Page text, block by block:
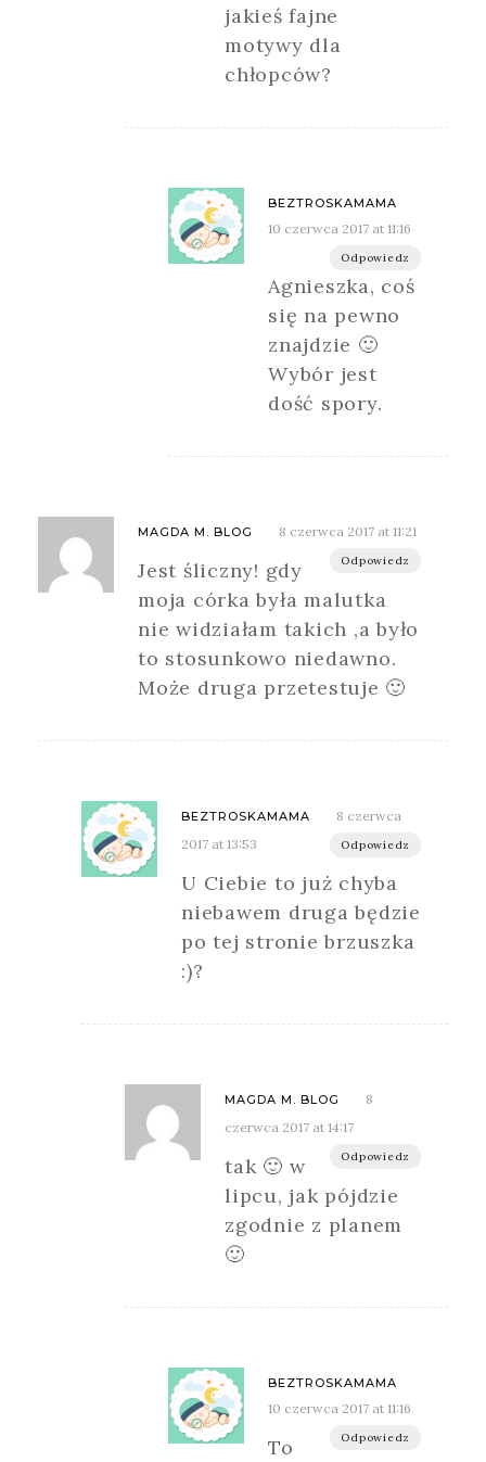
jakieś fajne
motywy dla
chłopców?
BEZTROSKAMAMA
10 czerwca 2017 at 11:16
Odpowiedz
Agnieszka, coś
się na pewno
znajdzie 🙂
Wybór jest
dość spory.
MAGDA M. BLOG 8 czerwca 2017 at 11:21
Odpowiedz
Jest śliczny! gdy
moja córka była malutka
nie widziałam takich ,a było
to stosunkowo niedawno.
Może druga przetestuje 🙂
BEZTROSKAMAMA
8 czerwca
2017 at 13:53
Odpowiedz
U Ciebie to już chyba
niebawem druga będzie
po tej stronie brzuszka
:)?
MAGDA M. BLOG
8
czerwca 2017 at 14:17
Odpowiedz
tak 🙂 w
lipcu, jak pójdzie
zgodnie z planem
🙂
BEZTROSKAMAMA
10 czerwca 2017 at 11:16
Odpowiedz
To